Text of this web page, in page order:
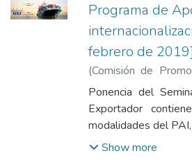
Programa de
febrero de 2019]
(Comisión de
Exportación y el
Castillo Blanco,
Ponencia del
Exportador
modalidades del
específicos,
Show more